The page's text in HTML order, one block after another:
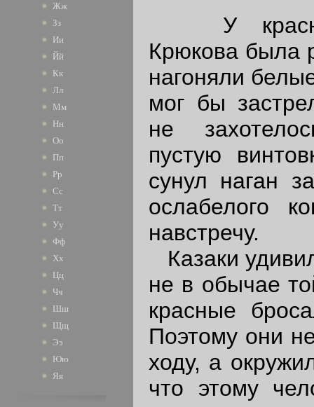
Жж
Зз
Ии
Йй
Кк
Лл
Мм
Нн
Оо
Пп
Рр
Сс
Тт
Уу
Фф
Хх
Цц
Чч
Шш
Щщ
Ээ
Юю
Яя
У
Крюкова была
нагоняли
мог бы
не
пустую
сунул наган
ослабелого
навстречу.
Казаки
не в обычае
красные
Поэтому они
ходу, а
что этому